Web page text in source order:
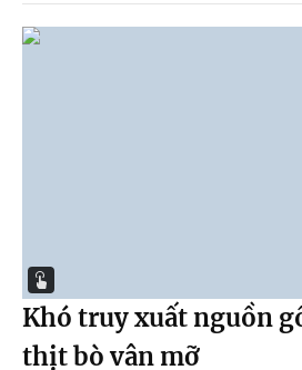
Khó truy xuất nguồn
thịt bò vân mỡ